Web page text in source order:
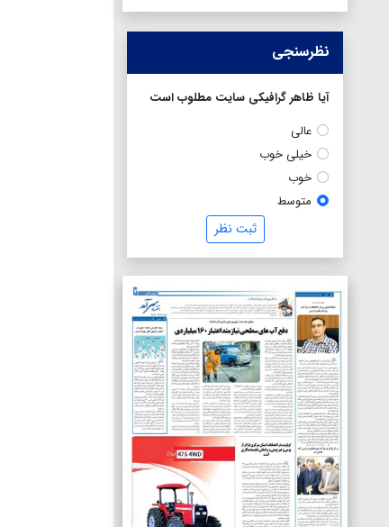
نظرسنجی
آیا ظاهر گرافیکی سایت مطلوب است
عالی
خیلی خوب
خوب
متوسط
ثبت نظر